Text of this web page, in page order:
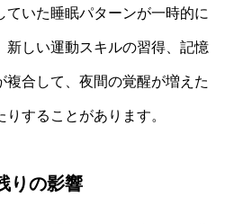
ていた睡眠パターンが一時的に
新しい運動スキルの習得、記憶
複合して、夜間の覚醒が増えた
することがあります。
りの影響